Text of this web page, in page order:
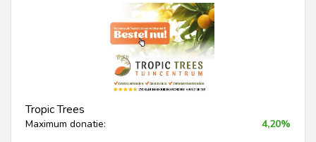
Tropic Trees
Maximum donatie: 4,20%